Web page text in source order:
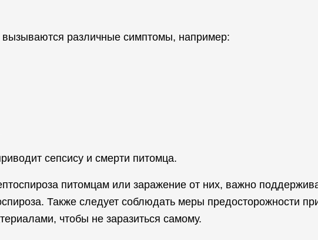
вызываются различные симптомы, например:
сепсису и смерти питомца.
питомцам или заражение от них, важно
Также следует соблюдать меры предосторожности
чтобы не заразиться самому.